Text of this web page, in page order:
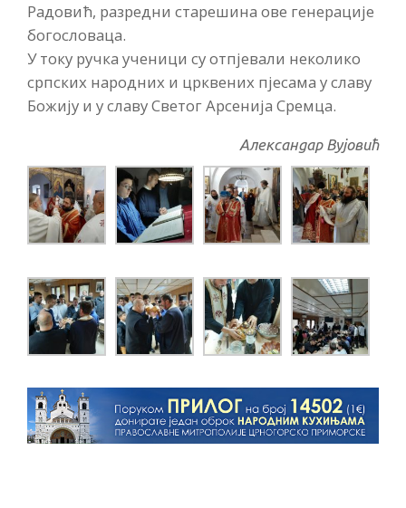
Радовић, разредни старешина ове генерације
богословаца.
У току ручка ученици су отпјевали неколико
српских народних и црквених пјесама у славу
Божију и у славу Светог Арсенија Сремца.
Александар Вујовић